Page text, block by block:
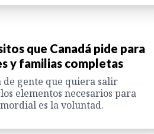
que Canadá pide para
y familias completas
de gente que quiera salir
elementos necesarios para
es la voluntad.